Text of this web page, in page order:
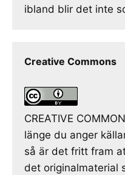
ibland blir det inte
Creative Commons
CREATIVE
länge du anger
så är det fritt fram
det originalmaterial